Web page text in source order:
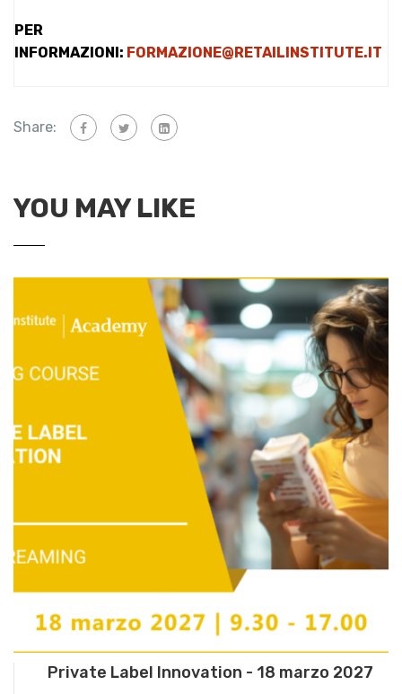
PER
INFORMAZIONI: FORMAZIONE@RETAILINSTITUTE.IT
Share:
YOU MAY LIKE
Private Label Innovation - 18 marzo 2027